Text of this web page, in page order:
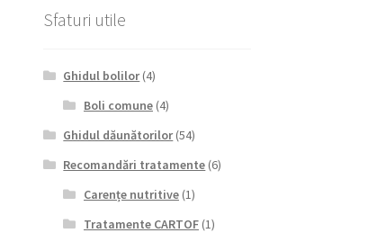
Sfaturi utile
Ghidul bolilor(4)
Boli comune(4)
Ghidul dăunătorilor(54)
Recomandări tratamente (6)
Carențe nutritive(1)
Tratamente CARTOF(1)